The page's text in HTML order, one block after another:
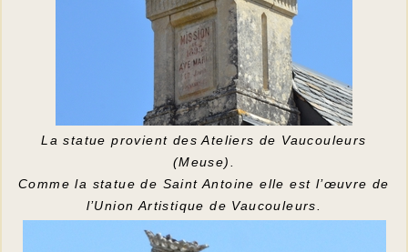
La statue provient des Ateliers de Vaucouleurs
(Meuse).
Comme la statue de Saint Antoine elle est l’œuvre de
l’Union Artistique de Vaucouleurs.